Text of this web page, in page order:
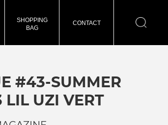
SHOPPING
BAG
CONTACT
#43-SUMMER
LIL UZI VERT